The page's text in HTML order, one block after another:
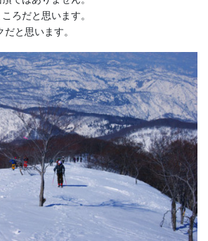
ろだと思います。
と思います。